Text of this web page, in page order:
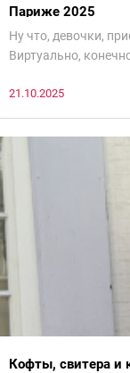
Париже 2025
Ну что, девочки,
Виртуально,
21.10.2025
Кофты, свитера и